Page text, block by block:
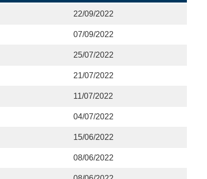
22/09/2022
07/09/2022
25/07/2022
21/07/2022
11/07/2022
04/07/2022
15/06/2022
08/06/2022